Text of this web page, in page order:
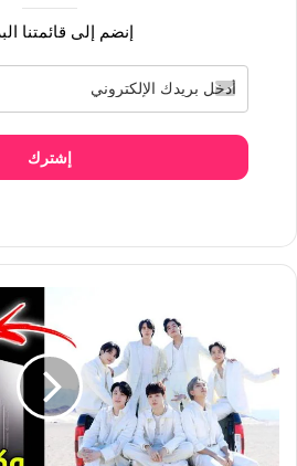
إنضم إلى قائمتنا
إشترك